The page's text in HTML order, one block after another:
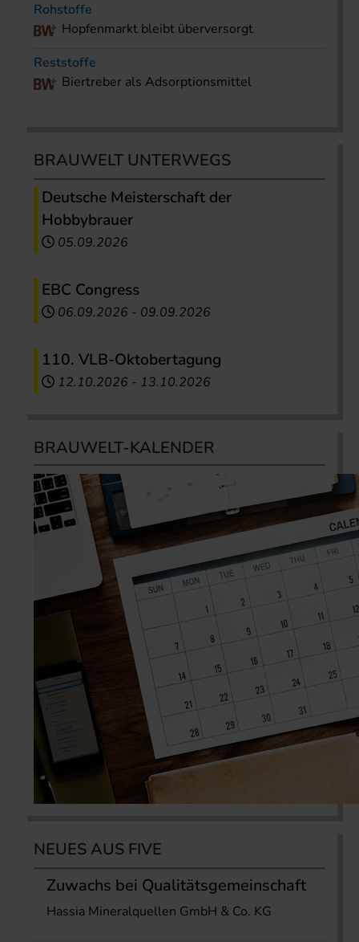
Rohstoffe
Hopfenmarkt bleibt überversorgt
Reststoffe
Biertreber als Adsorptionsmittel
BRAUWELT UNTERWEGS
Deutsche Meisterschaft der
Hobbybrauer
05.09.2026
EBC Congress
06.09.2026 - 09.09.2026
110. VLB-Oktobertagung
12.10.2026 - 13.10.2026
BRAUWELT-KALENDER
NEUES AUS FIVE
Zuwachs bei Qualitätsgemeinschaft
Hassia Mineralquellen GmbH & Co. KG